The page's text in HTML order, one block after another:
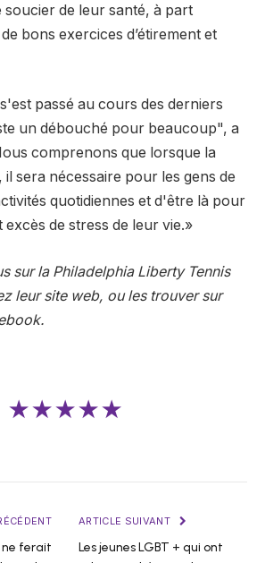
soucier de leur santé, à part
bons exercices d’étirement et
passé au cours des derniers
un débouché pour beaucoup", a
comprenons que lorsque la
sera nécessaire pour les gens de
quotidiennes et d'être là pour
de stress de leur vie.»
sur la Philadelphia Liberty Tennis
leur site web, oules trouver sur
.
★★★★★
ne ferait
ARTICLE SUIVANT
Les jeunes LGBT + qui ont